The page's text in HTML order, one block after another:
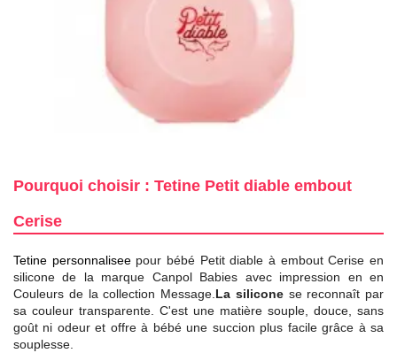
Pourquoi choisir : Tetine Petit diable embout
Cerise
Tetine personnaliseepour bébé Petit diable à embout Cerise en
silicone de la marque Canpol Babies avec impression en en
Couleurs de la collection Message.La silicone se reconnaît par
sa couleur transparente. C'est une matière souple, douce, sans
goût ni odeur et offre à bébé une succion plus facile grâce à sa
souplesse.